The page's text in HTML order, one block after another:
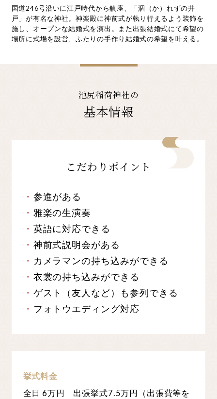
国道246号沿いに江戸時代から鎮座、「涸（か）れずの井
戸」が有名な神社。神楽殿に神前式が執り行えるよう装飾を
施し、オープンな結婚式を演出。また出張結婚式にて希望の
場所に式場を設営、ふたりの手作り結婚式の希望を叶える。
池尻稲荷神社の
基本情報
こだわりポイント
参進がある
雅楽の生演奏
英語に対応できる
神前式説明会がある
カメラマンの持ち込みができる
衣裳の持ち込みができる
ゲスト（友人など）も参列できる
フォトウエディング対応
挙式料金
全日 6万円 出張挙式7.5万円（出張費等を